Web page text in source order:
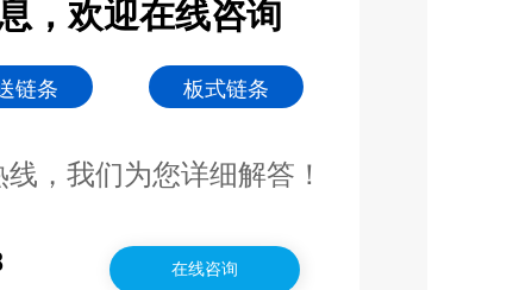
，欢迎在线咨询
链条 板式链条
，我们为您详细解答！
在线咨询